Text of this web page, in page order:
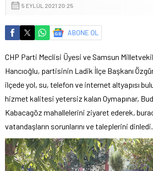
5 EYLÜL 2021 20:25
ABONE OL
CHP Parti Meclisi Üyesi ve Samsun
Hancıoğlu, partisinin Ladik İlçe Başkanı
ilçede yol, su, telefon ve internet altyapısı
hizmet kalitesi yetersiz kalan Oymapınar,
Kabacagöz mahallelerini ziyaret ederek,
vatandaşların sorunlarını ve taleplerini dinledi.